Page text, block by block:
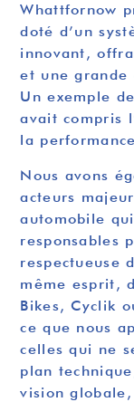
Whattfornow
doté d’un
innovant,
et une
Un exemple
avait compris
la
Nous avons
acteurs
automobile
responsables
respectueuse
même esprit,
Bikes, Cyclik
ce que nous
celles qui ne
plan
vision